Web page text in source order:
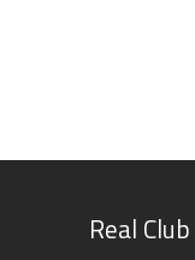
Real